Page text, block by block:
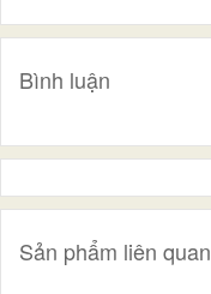
Bình luận
Sản phẩm liên quan